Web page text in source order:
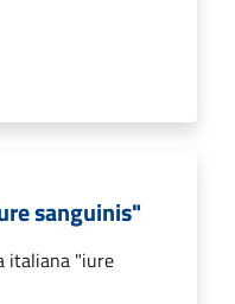
sanguinis"
italiana "iure